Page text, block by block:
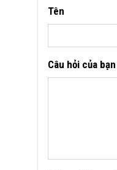
Tên
Câu hỏi của bạn